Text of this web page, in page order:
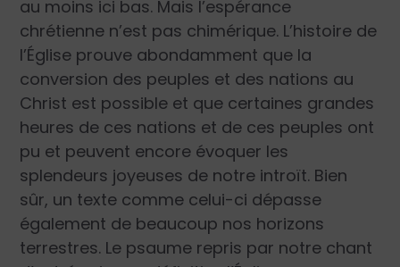
au moins ici bas. Mais l’espérance
chrétienne n’est pas chimérique. L’histoire de
l’Église prouve abondamment que la
conversion des peuples et des nations au
Christ est possible et que certaines grandes
heures de ces nations et de ces peuples ont
pu et peuvent encore évoquer les
splendeurs joyeuses de notre introït. Bien
sûr, un texte comme celui-ci dépasse
également de beaucoup nos horizons
terrestres. Le psaume repris par notre chant